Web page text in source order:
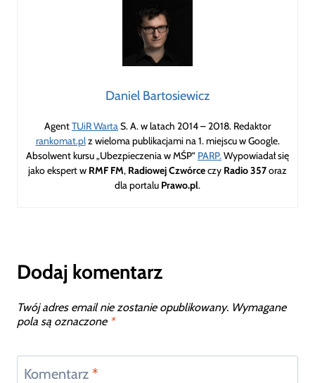
Daniel Bartosiewicz
AgentTUiR WartaS. A. w latach 2014 – 2018. Redaktor
rankomat.plz wieloma publikacjami na 1. miejscu w Google.
Absolwent kursu „Ubezpieczenia w MŚP” PARP.Wypowiadał się
jako ekspert w RMF FM, Radiowej Czwórceczy Radio 357oraz
dla portalu Prawo.pl.
Dodaj komentarz
Twój adres email nie zostanie opublikowany. Wymagane
pola są oznaczone *
Komentarz *